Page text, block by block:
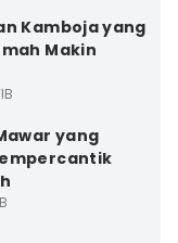
Kamboja yang
Makin
yang